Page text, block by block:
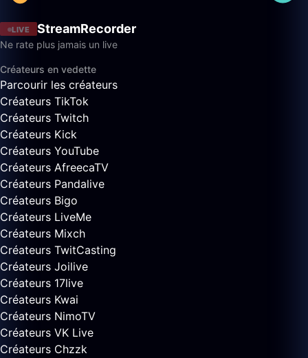
LIVE StreamRecorder
Ne rate plus jamais un live
Créateurs en vedette
Parcourir les créateurs
Créateurs TikTok
Créateurs Twitch
Créateurs Kick
Créateurs YouTube
Créateurs AfreecaTV
Créateurs Pandalive
Créateurs Bigo
Créateurs LiveMe
Créateurs Mixch
Créateurs TwitCasting
Créateurs Joilive
Créateurs 17live
Créateurs Kwai
Créateurs NimoTV
Créateurs VK Live
Créateurs Chzzk